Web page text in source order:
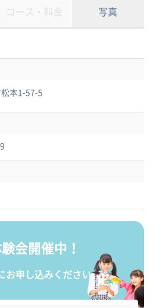
コース・料金 写真
本1-57-5
会開催中！
お申し込みください。